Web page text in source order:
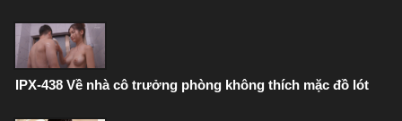
IPX-438 Về nhà cô trưởng phòng không thích mặc đồ lót